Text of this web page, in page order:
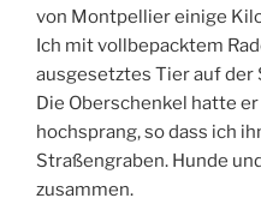
von Montpellier einige
Ich mit vollbepacktem
ausgesetztes Tier auf der
Die Oberschenkel hatte
hochsprang, so dass ich
Straßengraben. Hunde
zusammen.